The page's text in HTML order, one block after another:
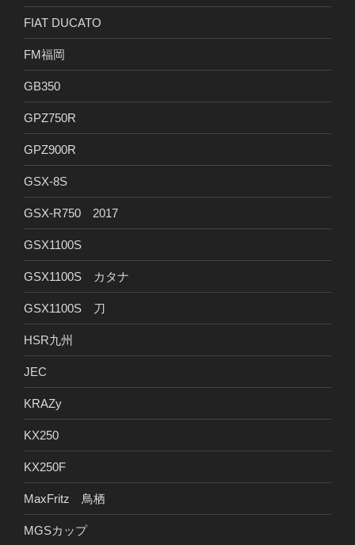
FIAT DUCATO
FM福岡
GB350
GPZ750R
GPZ900R
GSX-8S
GSX-R750 2017
GSX1100S
GSX1100S カタナ
GSX1100S 刀
HSR九州
JEC
KRAZy
KX250
KX250F
MaxFritz 鳥栖
MGSカップ